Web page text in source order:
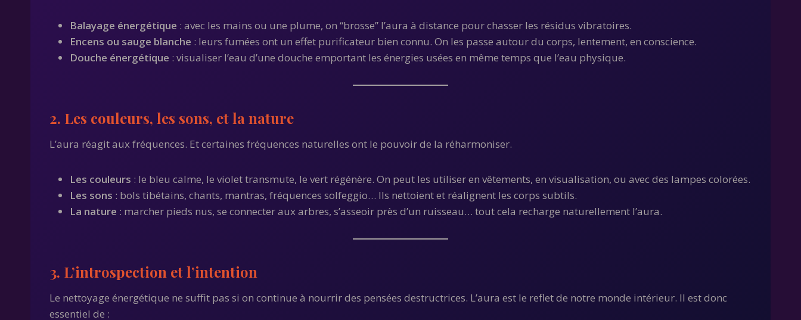
Balayage énergétique : avec les mains ou une plume, on “brosse” l’aura à distance pour chasser les résidus vibratoires.
Encens ou sauge blanche : leurs fumées ont un effet purificateur bien connu. On les passe autour du corps, lentement, en conscience.
Douche énergétique : visualiser l’eau d’une douche emportant les énergies usées en même temps que l’eau physique.
2. Les couleurs, les sons, et la nature
L’aura réagit aux fréquences. Et certaines fréquences naturelles ont le pouvoir de la réharmoniser.
Les couleurs : le bleu calme, le violet transmute, le vert régénère. On peut les utiliser en vêtements, en visualisation, ou avec des lampes colorées.
Les sons : bols tibétains, chants, mantras, fréquences solfeggio… Ils nettoient et réalignent les corps subtils.
La nature : marcher pieds nus, se connecter aux arbres, s’asseoir près d’un ruisseau… tout cela recharge naturellement l’aura.
3. L’introspection et l’intention
Le nettoyage énergétique ne suffit pas si on continue à nourrir des pensées destructrices. L’aura est le reflet de notre monde intérieur. Il est donc
essentiel de :